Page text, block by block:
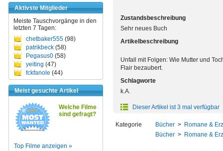
Aktivste Mitglieder
Meiste Tauschvorgänge in den
letzten 7 Tagen:
chetbaker555 (98)
patrikbeck (58)
Pegasus0 (58)
yeiting (47)
fckfanole (44)
Meist gesuchte Artikel
Welche Filme
sind gefragt?
Top Filme anzeigen »
Zustandsbeschreibung
Sehr neues Buch
Artikelbeschreibung
Unfall mit Folgen: Wie Mutter und
Flair bezaubert.
Schlagworte
k.A.
Dieser Artikel ist 3 mal verfügbar
Kategorie Bücher > Romane &
Bücher > Romane &